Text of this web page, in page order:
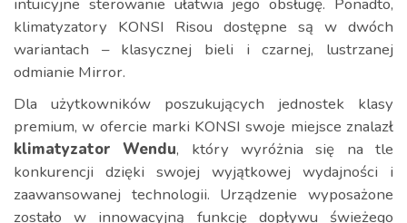
klimatyzatory KONSI Risou dostępne są w dwóch
wariantach – klasycznej bieli i czarnej, lustrzanej
odmianie Mirror.
Dla użytkowników poszukujących jednostek klasy
premium, w ofercie marki KONSI swoje miejsce znalazł
klimatyzator
Wendu, który wyróżnia się na tle
konkurencji dzięki swojej wyjątkowej wydajności i
zaawansowanej technologii. Urządzenie wyposażone
zostało w innowacyjną funkcję dopływu świeżego